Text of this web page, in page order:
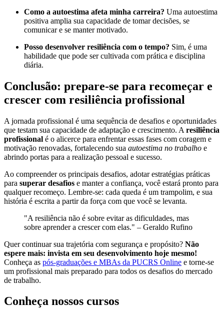
Como a autoestima afeta minha carreira? Uma autoestima
positiva amplia sua capacidade de tomar decisões, se
comunicar e se manter motivado.
Posso desenvolver resiliência com o tempo? Sim, é uma
habilidade que pode ser cultivada com prática e disciplina
diária.
Conclusão: prepare-se para recomeçar e
crescer com resiliência profissional
A jornada profissional é uma sequência de desafios e oportunidades
que testam sua capacidade de adaptação e crescimento. A resiliência
profissional é o alicerce para enfrentar essas fases com coragem e
motivação renovadas, fortalecendo sua autoestima no trabalho e
abrindo portas para a realização pessoal e sucesso.
Ao compreender os principais desafios, adotar estratégias práticas
para superar desafios e manter a confiança, você estará pronto para
qualquer recomeço. Lembre-se: cada queda é um trampolim, e sua
história é escrita a partir da força com que você se levanta.
"A resiliência não é sobre evitar as dificuldades, mas
sobre aprender a crescer com elas." – Geraldo Rufino
Quer continuar sua trajetória com segurança e propósito? Não
espere mais: invista em seu desenvolvimento hoje mesmo!
Conheça as pós-graduações e MBAs da PUCRS Online e torne-se
um profissional mais preparado para todos os desafios do mercado
de trabalho.
Conheça nossos cursos